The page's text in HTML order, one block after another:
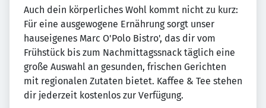
Auch dein körperliches Wohl kommt nicht zu kurz:
Für eine ausgewogene Ernährung sorgt unser
hauseigenes Marc O'Polo Bistro', das dir vom
Frühstück bis zum Nachmittagssnack täglich eine
große Auswahl an gesunden, frischen Gerichten
mit regionalen Zutaten bietet. Kaffee & Tee stehen
dir jederzeit kostenlos zur Verfügung.